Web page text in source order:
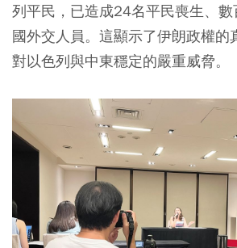
列平民，已造成24名平民喪生、
國外交人員。這顯示了伊朗政權的
對以色列與中東穩定的嚴重威脅。